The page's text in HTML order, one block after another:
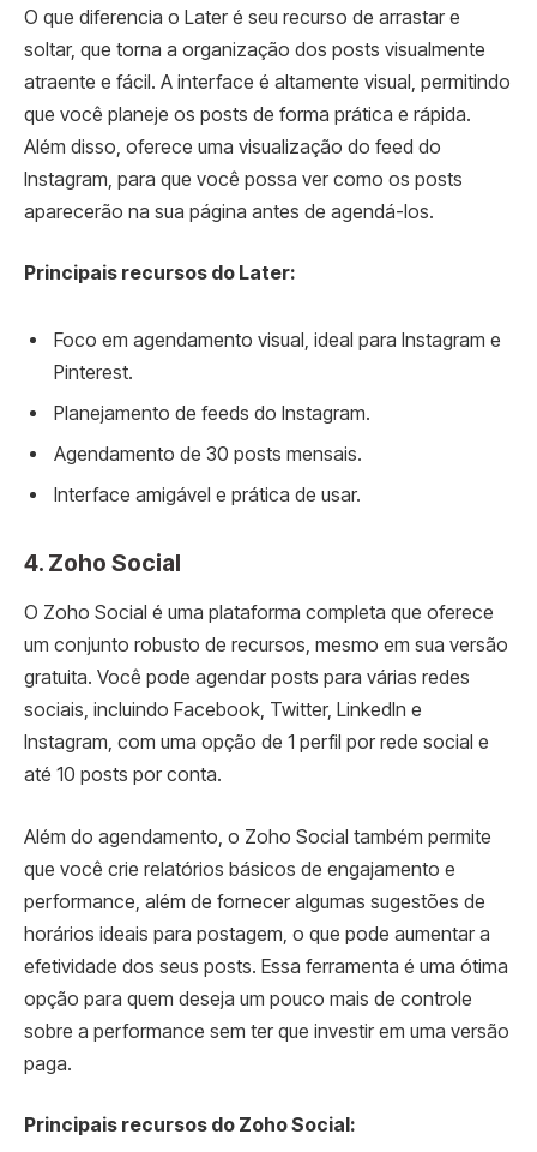
O que diferencia o Later é seu recurso de arrastar e
soltar, que torna a organização dos posts visualmente
atraente e fácil. A interface é altamente visual, permitindo
que você planeje os posts de forma prática e rápida.
Além disso, oferece uma visualização do feed do
Instagram, para que você possa ver como os posts
aparecerão na sua página antes de agendá-los.
Principais recursos do Later:
Foco em agendamento visual, ideal para Instagram e
Pinterest.
Planejamento de feeds do Instagram.
Agendamento de 30 posts mensais.
Interface amigável e prática de usar.
4. Zoho Social
O Zoho Social é uma plataforma completa que oferece
um conjunto robusto de recursos, mesmo em sua versão
gratuita. Você pode agendar posts para várias redes
sociais, incluindo Facebook, Twitter, LinkedIn e
Instagram, com uma opção de 1 perfil por rede social e
até 10 posts por conta.
Além do agendamento, o Zoho Social também permite
que você crie relatórios básicos de engajamento e
performance, além de fornecer algumas sugestões de
horários ideais para postagem, o que pode aumentar a
efetividade dos seus posts. Essa ferramenta é uma ótima
opção para quem deseja um pouco mais de controle
sobre a performance sem ter que investir em uma versão
paga.
Principais recursos do Zoho Social: